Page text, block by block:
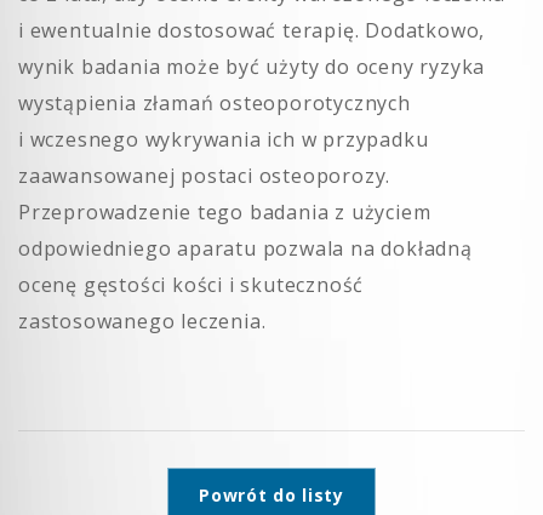
i ewentualnie dostosować terapię. Dodatkowo,
wynik badania może być użyty do oceny ryzyka
wystąpienia złamań osteoporotycznych
i wczesnego wykrywania ich w przypadku
zaawansowanej postaci osteoporozy.
Przeprowadzenie tego badania z użyciem
odpowiedniego aparatu pozwala na dokładną
ocenę gęstości kości i skuteczność
zastosowanego leczenia.
Powrót do listy